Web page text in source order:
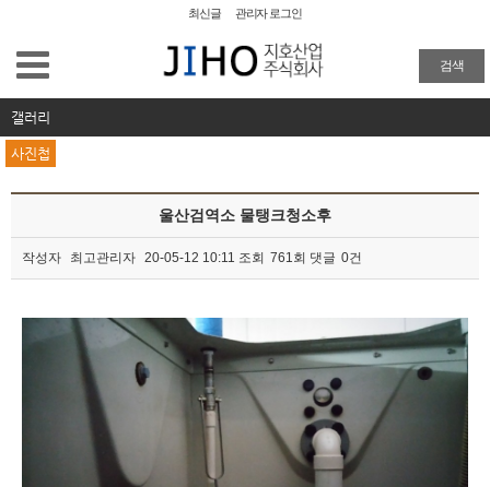
공장청소
외벽청소
준공청소
이사/입주청소
특수 화재청소
최신글 관리자 로그인
검색
갤러리
사진첩
울산검역소 물탱크청소후
작성자 최고관리자 20-05-12 10:11 조회 761회 댓글 0건